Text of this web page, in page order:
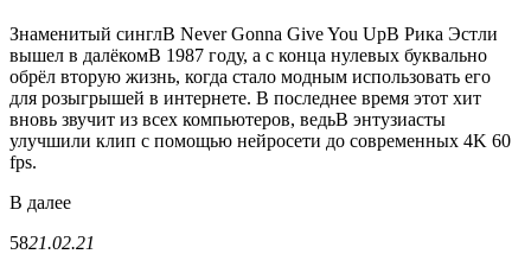
Знаменитый синглВ Never Gonna Give You UpВ Рика Эстли
вышел в далёкомВ 1987 году, а с конца нулевых буквально
обрёл вторую жизнь, когда стало модным использовать его
для розыгрышей в интернете. В последнее время этот хит
вновь звучит из всех компьютеров, ведьВ энтузиасты
улучшили клип с помощью нейросети до современных 4K 60
fps.
В далее
5821.02.21